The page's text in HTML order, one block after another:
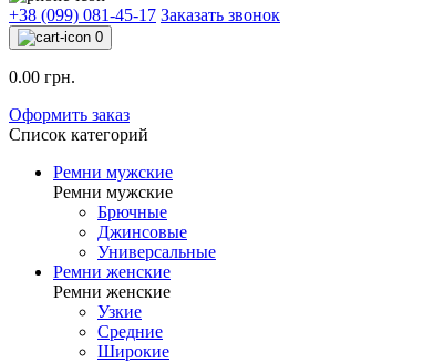
+38 (099) 081-45-17 Заказать звонок
0
0.00 грн.
Оформить заказ
Список категорий
Ремни мужские
Ремни мужские
Брючные
Джинсовые
Универсальные
Ремни женские
Ремни женские
Узкие
Средние
Широкие